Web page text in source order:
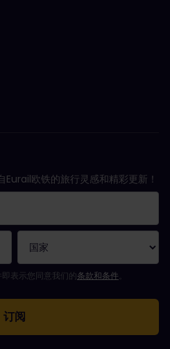
欧铁的旅行灵感和精彩更新！
。
条件。
表示您同意我们的条款和条件